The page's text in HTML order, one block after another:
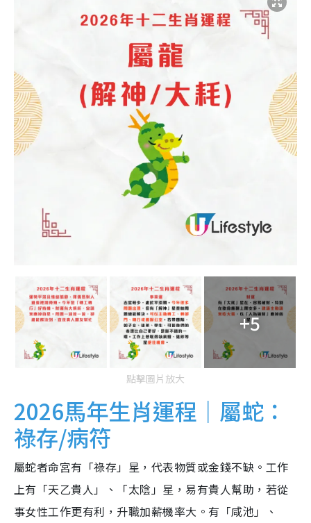
+5
點擊圖片放大
2026馬年生肖運程｜屬蛇：
祿存/病符
屬蛇者命宮有「祿存」星，代表物質或金錢不缺。工作
上有「天乙貴人」、「太陰」星，易有貴人幫助，若從
事女性工作更有利，升職加薪機率大。有「咸池」、